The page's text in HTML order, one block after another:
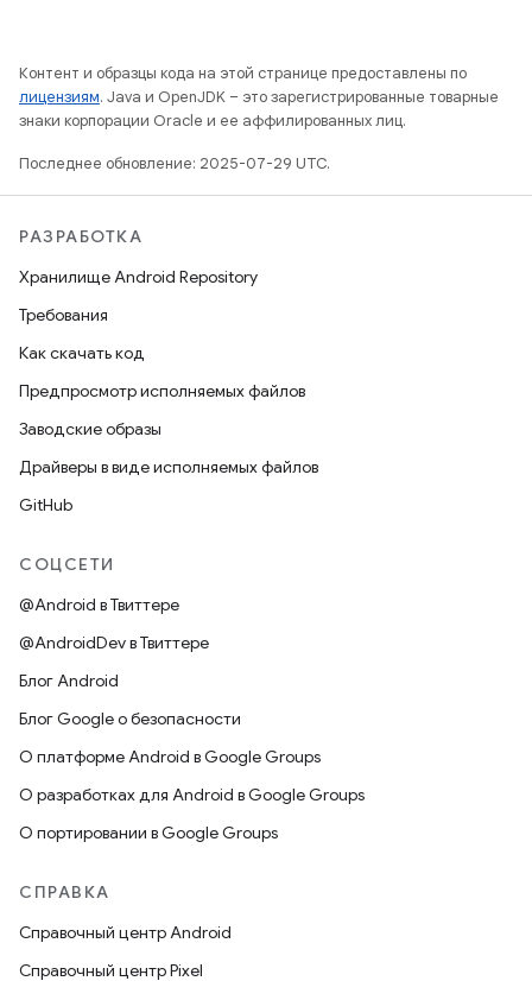
Контент и образцы кода на этой странице предоставлены по
лицензиям. Java и OpenJDK – это зарегистрированные товарные
знаки корпорации Oracle и ее аффилированных лиц.
Последнее обновление: 2025-07-29 UTC.
РАЗРАБОТКА
Хранилище Android Repository
Требования
Как скачать код
Предпросмотр исполняемых файлов
Заводские образы
Драйверы в виде исполняемых файлов
GitHub
СОЦСЕТИ
@Android в Твиттере
@AndroidDev в Твиттере
Блог Android
Блог Google о безопасности
О платформе Android в Google Groups
О разработках для Android в Google Groups
О портировании в Google Groups
СПРАВКА
Справочный центр Android
Справочный центр Pixel